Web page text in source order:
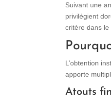
Suivant une
privilégient
critère dans le
L’obtention
apporte
Atouts